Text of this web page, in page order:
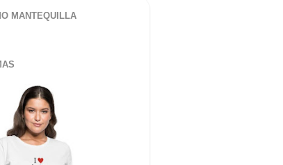
MANTEQUILLA